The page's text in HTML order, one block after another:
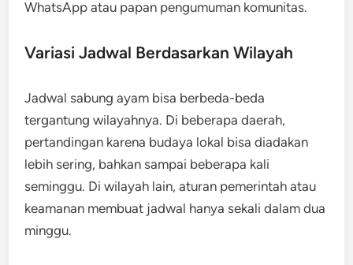
WhatsApp atau papan pengumuman komunitas.
Variasi Jadwal Berdasarkan Wilayah
Jadwal sabung ayam bisa berbeda-beda
tergantung wilayahnya. Di beberapa daerah,
pertandingan karena budaya lokal bisa diadakan
lebih sering, bahkan sampai beberapa kali
seminggu. Di wilayah lain, aturan pemerintah atau
keamanan membuat jadwal hanya sekali dalam dua
minggu.